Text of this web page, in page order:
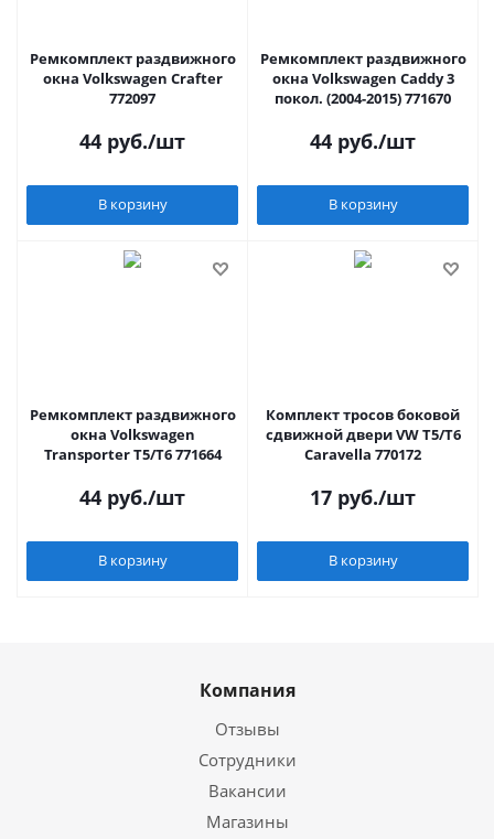
Ремкомплект раздвижного
окна Volkswagen Crafter
772097
44 руб./шт
В корзину
Ремкомплект раздвижного
окна Volkswagen Caddy 3
покол. (2004-2015) 771670
44 руб./шт
В корзину
Ремкомплект раздвижного
окна Volkswagen
Transporter T5/T6 771664
44 руб./шт
В корзину
Комплект тросов боковой
сдвижной двери VW T5/T6
Caravella 770172
17 руб./шт
В корзину
Компания
Отзывы
Сотрудники
Вакансии
Магазины